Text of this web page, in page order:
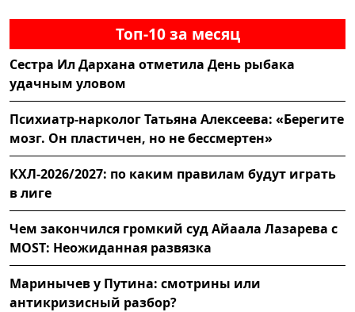
Топ-10 за месяц
Сестра Ил Дархана отметила День рыбака
удачным уловом
Психиатр-нарколог Татьяна Алексеева: «Берегите
мозг. Он пластичен, но не бессмертен»
КХЛ-2026/2027: по каким правилам будут играть
в лиге
Чем закончился громкий суд Айаала Лазарева с
MOST: Неожиданная развязка
Маринычев у Путина: смотрины или
антикризисный разбор?